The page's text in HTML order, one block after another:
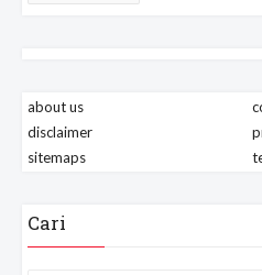
about us
disclaimer
sitemaps
Cari